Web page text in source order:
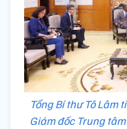
Tổng Bí thư Tô Lâm
Giám đốc Trung